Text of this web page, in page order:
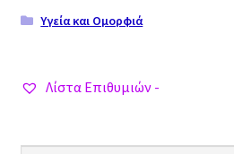
Υγεία και Ομορφιά
Λίστα Επιθυμιών -